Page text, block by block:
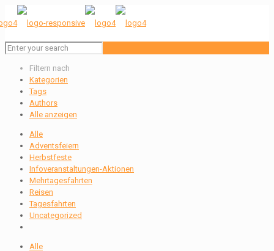
Filtern nach
Kategorien
Tags
Authors
Alle anzeigen
Alle
Adventsfeiern
Herbstfeste
Infoveranstaltungen-Aktionen
Mehrtagesfahrten
Reisen
Tagesfahrten
Uncategorized
Alle